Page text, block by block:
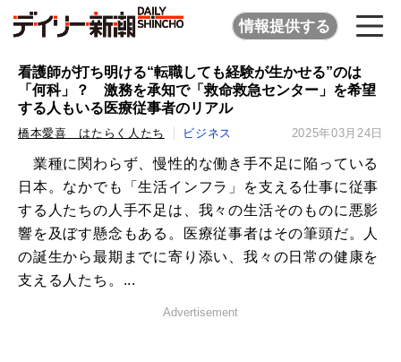
情報提供する
看護師が打ち明ける“転職しても経験が生かせる”のは
「何科」？ 激務を承知で「救命救急センター」を希望
する人もいる医療従事者のリアル
橋本愛喜 はたらく人たち ビジネス 2025年03月24日
業種に関わらず、慢性的な働き手不足に陥っている
日本。なかでも「生活インフラ」を支える仕事に従事
する人たちの人手不足は、我々の生活そのものに悪影
響を及ぼす懸念もある。医療従事者はその筆頭だ。人
の誕生から最期までに寄り添い、我々の日常の健康を
支える人たち。...
Advertisement